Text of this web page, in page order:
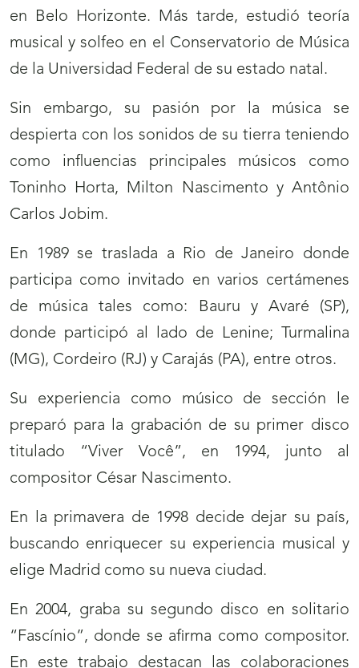
en Belo Horizonte. Más tarde, estudió teoría
musical y solfeo en el Conservatorio de Música
de la Universidad Federal de su estado natal.
Sin embargo, su pasión por la música se
despierta con los sonidos de su tierra teniendo
como influencias principales músicos como
Toninho Horta, Milton Nascimento y Antônio
Carlos Jobim.
En 1989 se traslada a Rio de Janeiro donde
participa como invitado en varios certámenes
de música tales como: Bauru y Avaré (SP),
donde participó al lado de Lenine; Turmalina
(MG), Cordeiro (RJ) y Carajás (PA), entre otros.
Su experiencia como músico de sección le
preparó para la grabación de su primer disco
titulado “Viver Você”, en 1994, junto al
compositor César Nascimento.
En la primavera de 1998 decide dejar su país,
buscando enriquecer su experiencia musical y
elige Madrid como su nueva ciudad.
En 2004, graba su segundo disco en solitario
“Fascínio”, donde se afirma como compositor.
En este trabajo destacan las colaboraciones